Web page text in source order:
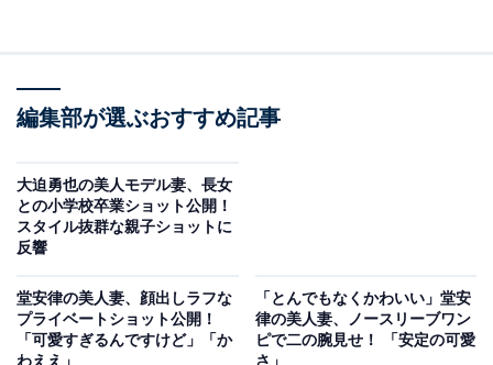
編集部が選ぶおすすめ記事
大迫勇也の美人モデル妻、長女
との小学校卒業ショット公開！
スタイル抜群な親子ショットに
反響
堂安律の美人妻、顔出しラフな
プライベートショット公開！
「可愛すぎるんですけど」「か
わええ」
「とんでもなくかわいい」堂安
律の美人妻、ノースリーブワン
ピで二の腕見せ！ 「安定の可愛
さ」